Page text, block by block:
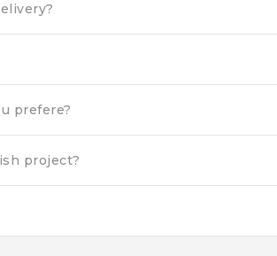
prefere?
project?